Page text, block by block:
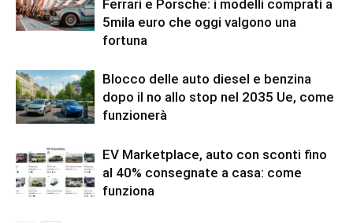
Ferrari e Porsche: i modelli comprati a
5mila euro che oggi valgono una
fortuna
Blocco delle auto diesel e benzina
dopo il no allo stop nel 2035 Ue, come
funzionerà
EV Marketplace, auto con sconti fino
al 40% consegnate a casa: come
funziona